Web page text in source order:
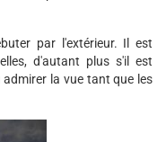
par l'extérieur. Il est
d'autant plus s'il est
la vue tant que les